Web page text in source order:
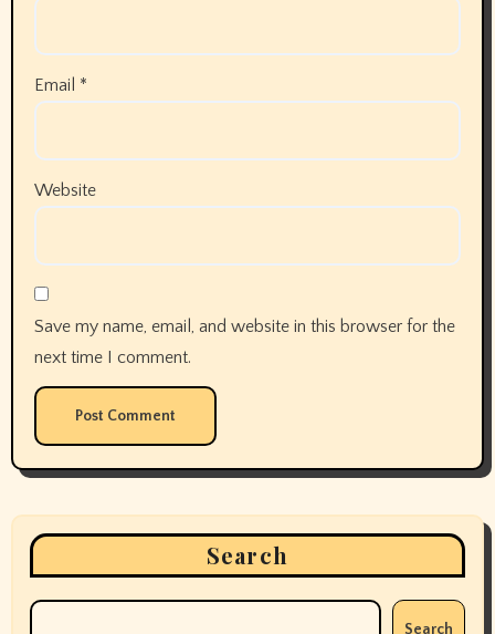
Email *
Website
Save my name, email, and website in this browser for the
next time I comment.
Search
Search